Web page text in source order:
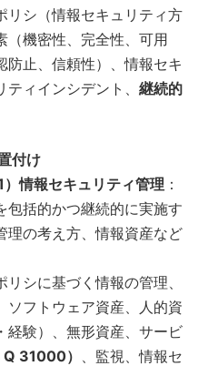
リシ（情報セキュリティ方
（機密性、完全性、可用
防止、信頼性）、情報セキ
ィインシデント、 継続的
付け
）情報セキュリティ管理 ：
包括的かつ継続的に実施す
理の考え方、情報資産など
リシに基づく情報の管理、
ソフトウェア資産、人的資
経験）、無形資産、サービ
31000）
、監視、情報セ